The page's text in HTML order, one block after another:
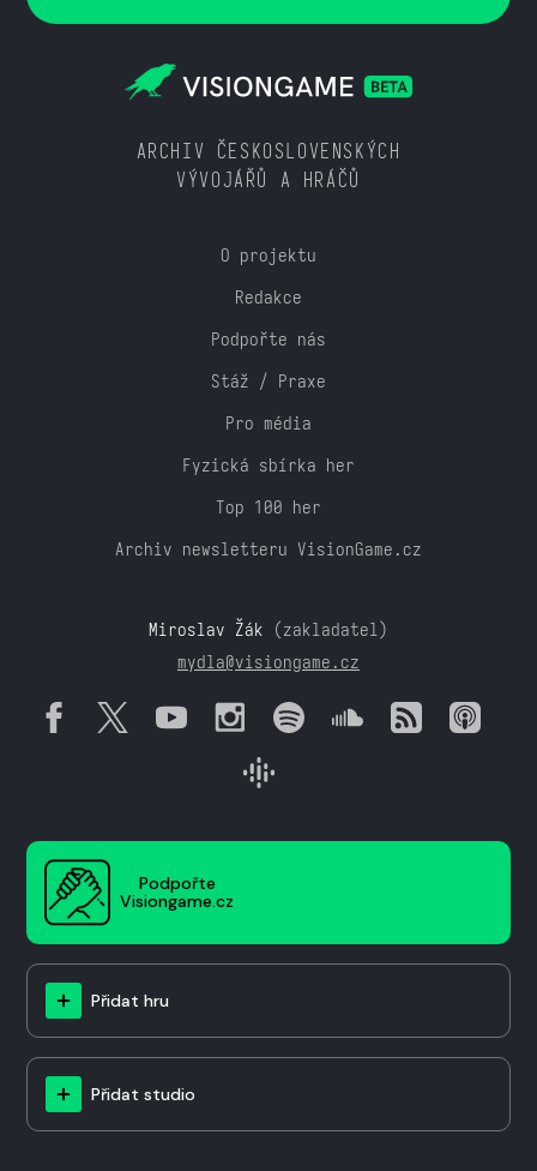
ARCHIV ČESKOSLOVENSKÝCH
VÝVOJÁŘŮ A HRÁČŮ
O projektu
Redakce
Podpořte nás
Stáž / Praxe
Pro média
Fyzická sbírka her
Top 100 her
Archiv newsletteru VisionGame.cz
Miroslav Žák (zakladatel)
mydla@visiongame.cz
Podpořte
Visiongame.cz
Přidat hru
Přidat studio